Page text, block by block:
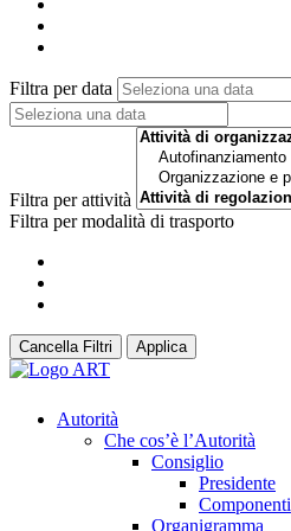
Filtra per data
Filtra per attività
Filtra per modalità di trasporto
Cancella Filtri Applica
Autorità
Che cos’è l’Autorità
Consiglio
Presidente
Componenti
Organigramma